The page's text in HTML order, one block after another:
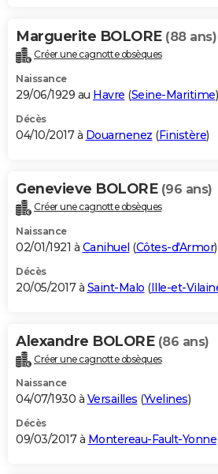
Marguerite BOLORE (88 ans)
Créer une cagnotte obsèques
Naissance
29/06/1929 au Havre (Seine-Maritime)
Décès
04/10/2017 à Douarnenez (Finistère)
Genevieve BOLORE (96 ans)
Créer une cagnotte obsèques
Naissance
02/01/1921 à Canihuel (Côtes-d'Armor)
Décès
20/05/2017 à Saint-Malo (Ille-et-
Alexandre BOLORE (86 ans)
Créer une cagnotte obsèques
Naissance
04/07/1930 à Versailles (Yvelines)
Décès
09/03/2017 à Montereau-Fault-Yonne